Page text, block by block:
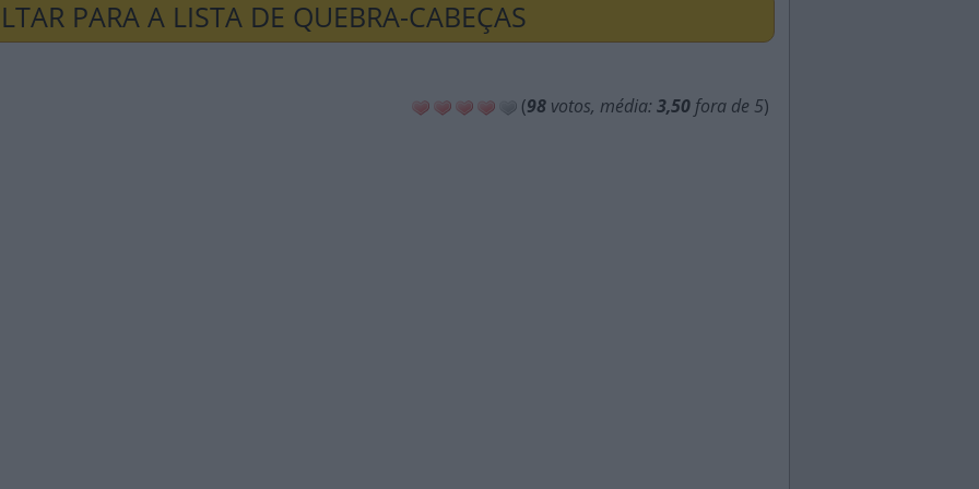
PARA A LISTA DE QUEBRA-CABEÇAS
(98 votos, média: 3,50 fora de 5)